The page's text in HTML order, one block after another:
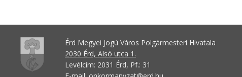
Érd Megyei Jogú Város Polgármesteri Hivatala
2030 Érd, Alsó utca 1.
Levélcím: 2031 Érd, Pf.: 31